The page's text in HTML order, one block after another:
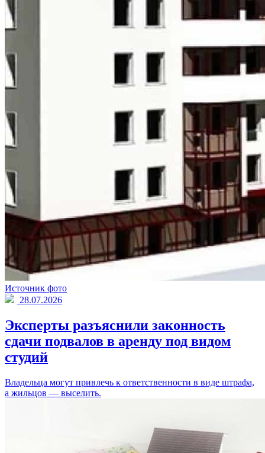
Источник фото
28.07.2026
Эксперты разъяснили законность
сдачи подвалов в аренду под видом
студий
Владельца могут привлечь к ответственности в виде штрафа,
а жильцов — выселить.